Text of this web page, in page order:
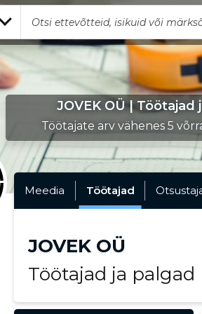
JOVEK OÜ | Töötajad
Töötajate arv vähenes 5
Meedia Töötajad
JOVEK OÜ
Töötajad ja palgad